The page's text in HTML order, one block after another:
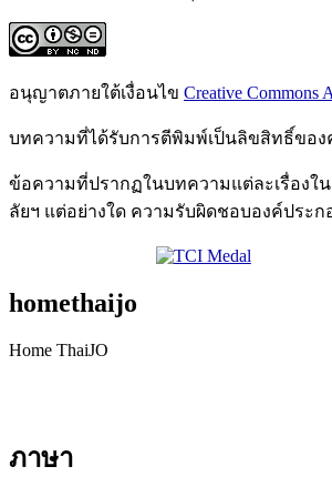
อนุญาตภายใต้เงื่อนไข Creative Commons
บทความที่ได้รับการตีพิมพ์เป็นลิขสิทธิ์ขอ
ข้อความที่ปรากฏในบทความแต่ละเรื่องใ
ลัยฯ แต่อย่างใด ความรับผิดชอบองค์ประ
homethaijo
Home ThaiJO
ภาษา